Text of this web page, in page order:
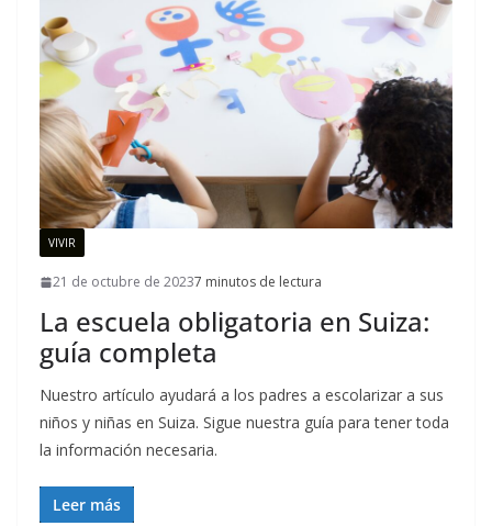
VIVIR
21 de octubre de 20237 minutos de lectura
La escuela obligatoria en Suiza:
guía completa
Nuestro artículo ayudará a los padres a escolarizar a sus
niños y niñas en Suiza. Sigue nuestra guía para tener toda
la información necesaria.
Leer más